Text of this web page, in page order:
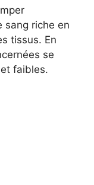
sang riche en
tissus. En
se
faibles.